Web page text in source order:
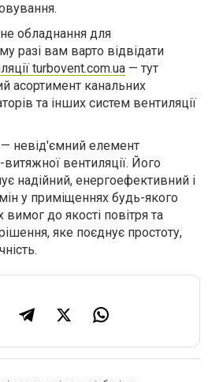
обладнання для
разі вам варто відвідати
turbovent.com.ua — тут
асортимент канальних
та інших систем вентиляції
невід'ємний елемент
вентиляції. Його
надійний, енергоефективний і
у приміщеннях будь-якого
до якості повітря та
яке поєднує простоту,